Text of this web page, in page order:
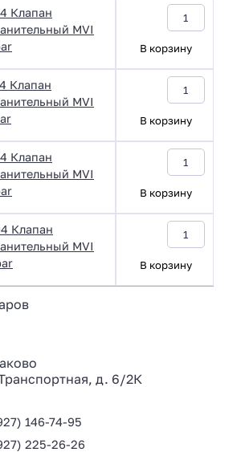
Клапан
MVI
В корзину
Клапан
MVI
В корзину
Клапан
MVI
В корзину
Клапан
MVI
В корзину
д. 6/2К
146-74-95
225-26-26